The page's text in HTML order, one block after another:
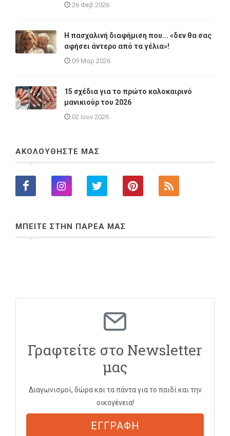
26 Φεβ 2026
Η πασχαλινή διαφήμιση που... «δεν θα σας
αφήσει άντερο από τα γέλια»!
09 Μαρ 2026
15 σχέδια για το πρώτο καλοκαιρινό
μανικιούρ του 2026
02 Ιουν 2026
ΑΚΟΛΟΥΘΗΣΤΕ ΜΑΣ
ΜΠΕΙΤΕ ΣΤΗΝ ΠΑΡΕΑ ΜΑΣ
Γραφτείτε στο Newsletter
μας
Διαγωνισμοί, δώρα και τα πάντα για το παιδί και την
οικογένεια!
ΕΓΓΡΑΦΗ